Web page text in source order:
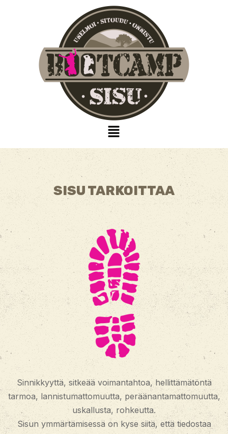
SISU TARKOITTAA
Sinnikkyyttä, sitkeää voimantahtoa, hellittämätöntä
tarmoa, lannistumattomuutta, peräänantamattomuutta,
uskallusta, rohkeutta.
Sisun ymmärtämisessä on kyse siitä, että tiedostaa